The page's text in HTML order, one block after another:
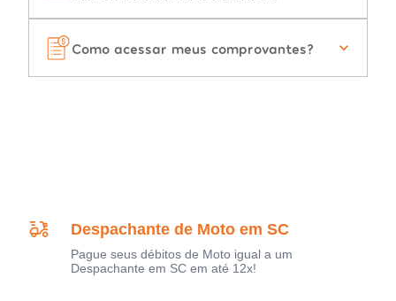
Como acessar meus comprovantes?
Despachante de Moto em SC
Pague seus débitos de Moto igual a um
Despachante em SC em até 12x!